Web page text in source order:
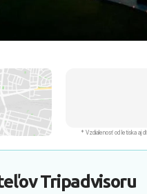
* Vzdialenosť od letiska aj
Tripadvisoru